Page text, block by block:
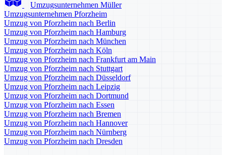
Umzugsunternehmen Müller
Umzugsunternehmen Pforzheim
Umzug von Pforzheim nach Berlin
Umzug von Pforzheim nach Hamburg
Umzug von Pforzheim nach München
Umzug von Pforzheim nach Köln
Umzug von Pforzheim nach Frankfurt am Main
Umzug von Pforzheim nach Stuttgart
Umzug von Pforzheim nach Düsseldorf
Umzug von Pforzheim nach Leipzig
Umzug von Pforzheim nach Dortmund
Umzug von Pforzheim nach Essen
Umzug von Pforzheim nach Bremen
Umzug von Pforzheim nach Hannover
Umzug von Pforzheim nach Nürnberg
Umzug von Pforzheim nach Dresden